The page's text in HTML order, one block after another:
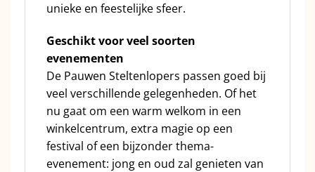
unieke en feestelijke sfeer.
Geschikt voor veel soorten
evenementen
De Pauwen Steltenlopers passen goed bij
veel verschillende gelegenheden. Of het
nu gaat om een warm welkom in een
winkelcentrum, extra magie op een
festival of een bijzonder thema-
evenement: jong en oud zal genieten van